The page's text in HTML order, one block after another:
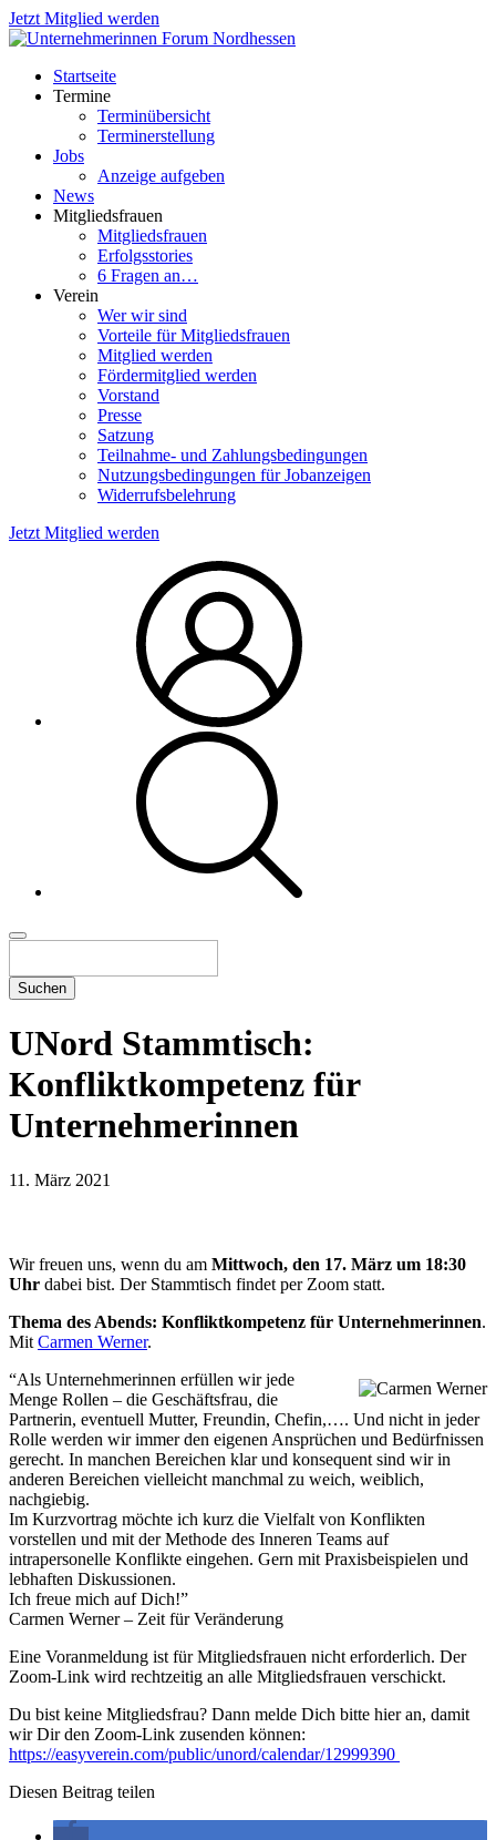
Jetzt Mitglied werden
Startseite
Termine
Terminübersicht
Terminerstellung
Jobs
Anzeige aufgeben
News
Mitgliedsfrauen
Mitgliedsfrauen
Erfolgsstories
6 Fragen an…
Verein
Wer wir sind
Vorteile für Mitgliedsfrauen
Mitglied werden
Fördermitglied werden
Vorstand
Presse
Satzung
Teilnahme- und Zahlungsbedingungen
Nutzungsbedingungen für Jobanzeigen
Widerrufsbelehrung
Jetzt Mitglied werden
Suchen
UNord Stammtisch:
Konfliktkompetenz für
Unternehmerinnen
11. März 2021
Wir freuen uns, wenn du am Mittwoch, den 17. März um 18:30
Uhr dabei bist. Der Stammtisch findet per Zoom statt.
Thema des Abends: Konfliktkompetenz für Unternehmerinnen.
Mit Carmen Werner.
“Als Unternehmerinnen erfüllen wir jede
Menge Rollen – die Geschäftsfrau, die
Partnerin, eventuell Mutter, Freundin, Chefin,…. Und nicht in jeder
Rolle werden wir immer den eigenen Ansprüchen und Bedürfnissen
gerecht. In manchen Bereichen klar und konsequent sind wir in
anderen Bereichen vielleicht manchmal zu weich, weiblich,
nachgiebig.
Im Kurzvortrag möchte ich kurz die Vielfalt von Konflikten
vorstellen und mit der Methode des Inneren Teams auf
intrapersonelle Konflikte eingehen. Gern mit Praxisbeispielen und
lebhaften Diskussionen.
Ich freue mich auf Dich!”
Carmen Werner – Zeit für Veränderung
Eine Voranmeldung ist für Mitgliedsfrauen nicht erforderlich. Der
Zoom-Link wird rechtzeitig an alle Mitgliedsfrauen verschickt.
Du bist keine Mitgliedsfrau? Dann melde Dich bitte hier an, damit
wir Dir den Zoom-Link zusenden können:
https://easyverein.com/public/unord/calendar/12999390
Diesen Beitrag teilen